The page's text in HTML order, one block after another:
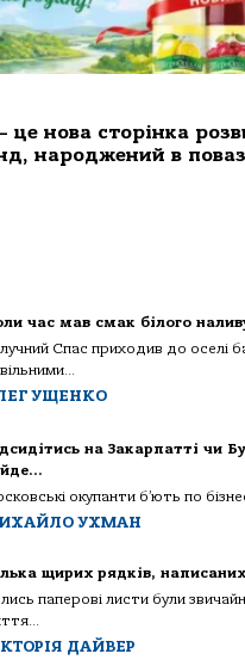
це нова сторінка
народжений в
час мав смак білого
Спас приходив до оселі
УЩЕНКО
на Закарпатті чи
окупанти б’ють по
УХМАН
щирих рядків,
паперові листи були
ДАЙВЕР